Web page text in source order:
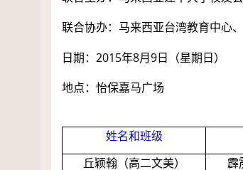
联合协办：马来西亚台湾教育中心
日期： 2015年8月 9 日（星期日）
地点：怡保嘉马广场
姓名和班级
丘颖翰（高二文美） 霹